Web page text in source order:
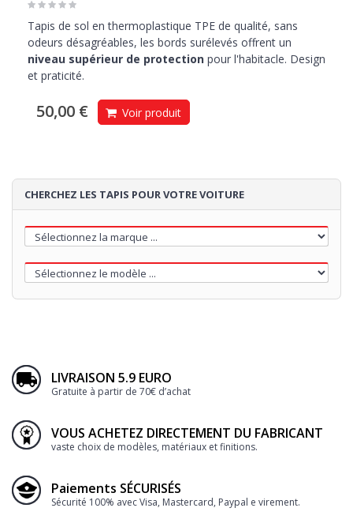
Tapis de sol en thermoplastique TPE de qualité, sans
odeurs désagréables, les bords surélevés offrent un
niveau supérieur de protection pour l'habitacle. Design
et praticité.
50,00 € Voir produit
CHERCHEZ LES TAPIS POUR VOTRE VOITURE
LIVRAISON 5.9 EURO
Gratuite à partir de 70€ d’achat
VOUS ACHETEZ DIRECTEMENT DU FABRICANT
vaste choix de modèles, matériaux et finitions.
Paiements SÉCURISÉS
Sécurité 100% avec Visa, Mastercard, Paypal e virement.